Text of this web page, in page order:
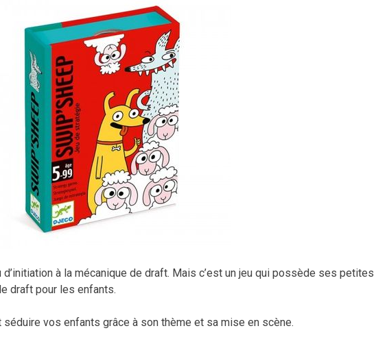
à la mécanique de draft. Mais c’est un jeu qui possède ses petites
draft pour les enfants.
vos enfants grâce à son thème et sa mise en scène.